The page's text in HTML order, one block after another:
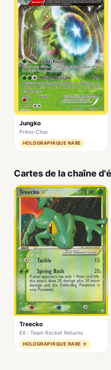
Jungko
Primo-Choc
HOLOGRAPHIQUE RARE
Cartes de la chaîne
Treecko
EX : Team Rocket Returns
HOLOGRAPHIQUE RARE ☆